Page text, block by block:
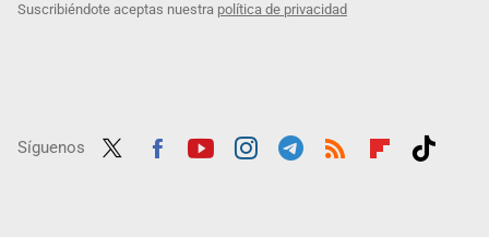
Suscribiéndote aceptas nuestra política de privacidad
Síguenos